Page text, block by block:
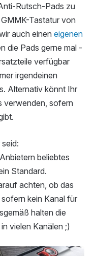
Rutsch-Pads zu
Tastatur von
auch einen eigenen
die Pads gerne mal -
verfügbar
irgendeinen
Alternativ könnt Ihr
verwenden, sofern
beliebtes
Standard.
achten, ob das
kein Kanal für
halten die
vielen Kanälen ;)